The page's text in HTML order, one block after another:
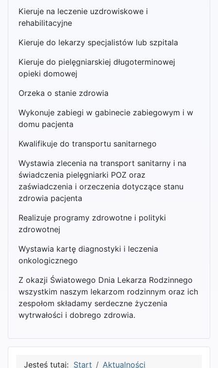
Kieruje na leczenie uzdrowiskowe i
rehabilitacyjne
Kieruje do lekarzy specjalistów lub szpitala
Kieruje do pielęgniarskiej długoterminowej
opieki domowej
Orzeka o stanie zdrowia
Wykonuje zabiegi w gabinecie zabiegowym i w
domu pacjenta
Kwalifikuje do transportu sanitarnego
Wystawia zlecenia na transport sanitarny i na
świadczenia pielęgniarki POZ oraz
zaświadczenia i orzeczenia dotyczące stanu
zdrowia pacjenta
Realizuje programy zdrowotne i polityki
zdrowotnej
Wystawia kartę diagnostyki i leczenia
onkologicznego
Z okazji Światowego Dnia Lekarza Rodzinnego
wszystkim naszym lekarzom rodzinnym oraz ich
zespołom składamy serdeczne życzenia
wytrwałości i dobrego zdrowia.
Jesteś tutaj: Start
Aktualności